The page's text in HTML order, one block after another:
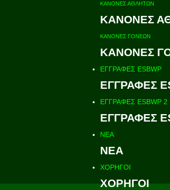
ΚΑΝΟΝΕΣ ΑΘΛΗΤΩΝ
ΚΑΝΟΝΕΣ
ΚΑΝΟΝΕΣ ΓΟΝΕΩΝ
ΚΑΝΟΝΕΣ
ΕΓΓΡΑΦΕΣ ESBWP
ΕΓΓΡΑΦΕΣ
ΕΓΓΡΑΦΕΣ ESBWP 2
ΕΓΓΡΑΦΕΣ
ΝΕΑ
ΝΕΑ
ΧΟΡΗΓΟΙ
ΧΟΡΗΓΟΙ